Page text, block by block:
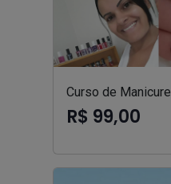
Curso de Manicure
R$ 99,00